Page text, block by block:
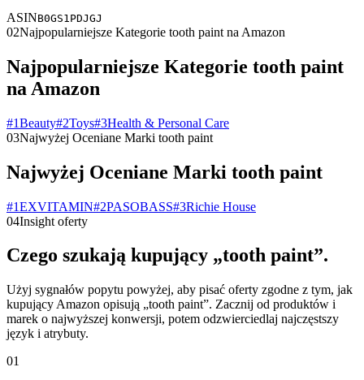
ASINB0GS1PDJGJ
02Najpopularniejsze Kategorie tooth paint na Amazon
Najpopularniejsze Kategorie tooth paint
na Amazon
#1Beauty#2Toys#3Health & Personal Care
03Najwyżej Oceniane Marki tooth paint
Najwyżej Oceniane Marki tooth paint
#1EXVITAMIN#2PASOBASS#3Richie House
04Insight oferty
Czego szukają kupujący „tooth paint”.
Użyj sygnałów popytu powyżej, aby pisać oferty zgodne z tym, jak
kupujący Amazon opisują „tooth paint”. Zacznij od produktów i
marek o najwyższej konwersji, potem odzwierciedlaj najczęstszy
język i atrybuty.
01